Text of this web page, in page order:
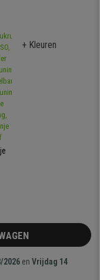
+ Kleuren
2026 en Vrijdag 14